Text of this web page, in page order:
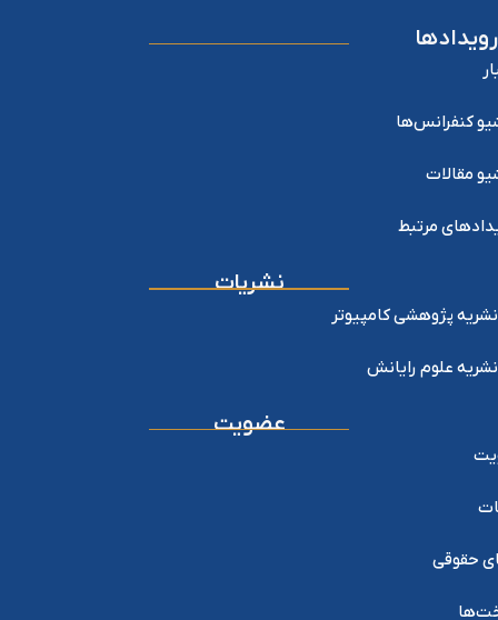
رویدادها
کنفرانس‌ها
مقالات
مرتبط
نشریات
نشریه پژوهشی کامپیوتر
نشریه علوم رایانش
عضویت
حقوقی